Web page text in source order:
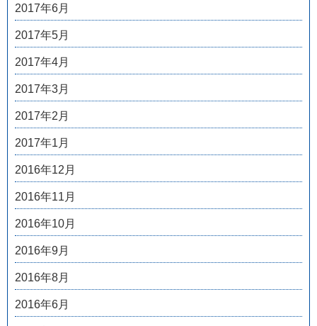
2017年6月
2017年5月
2017年4月
2017年3月
2017年2月
2017年1月
2016年12月
2016年11月
2016年10月
2016年9月
2016年8月
2016年6月